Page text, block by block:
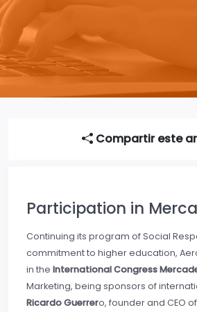
Compartir este
Participation in
Continuing its program of Social
commitment to higher education,
in the International Congress
Marketing, being sponsors of
Ricardo Guerrero, founder and CEO